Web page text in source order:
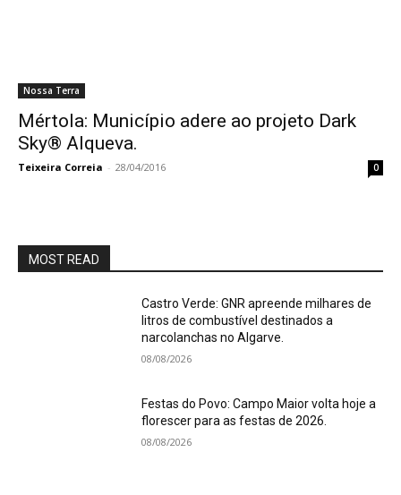
Nossa Terra
Mértola: Município adere ao projeto Dark
Sky® Alqueva.
Teixeira Correia - 28/04/2016 0
MOST READ
Castro Verde: GNR apreende milhares de
litros de combustível destinados a
narcolanchas no Algarve.
08/08/2026
Festas do Povo: Campo Maior volta hoje a
florescer para as festas de 2026.
08/08/2026